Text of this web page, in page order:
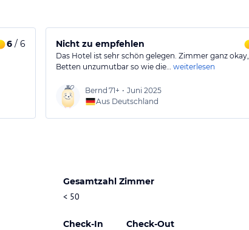
6/ 6 Nicht zu empfehlen
Das Hotel ist sehr schön gelegen. Zimmer ganz okay,
Betten unzumutbar so wie die… weiterlesen
Bernd 71+ • Juni 2025
Aus Deutschland
Gesamtzahl Zimmer
< 50
Check-In
Check-Out